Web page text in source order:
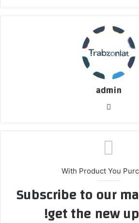
admin
With Product You
Subscribe to our
get the new